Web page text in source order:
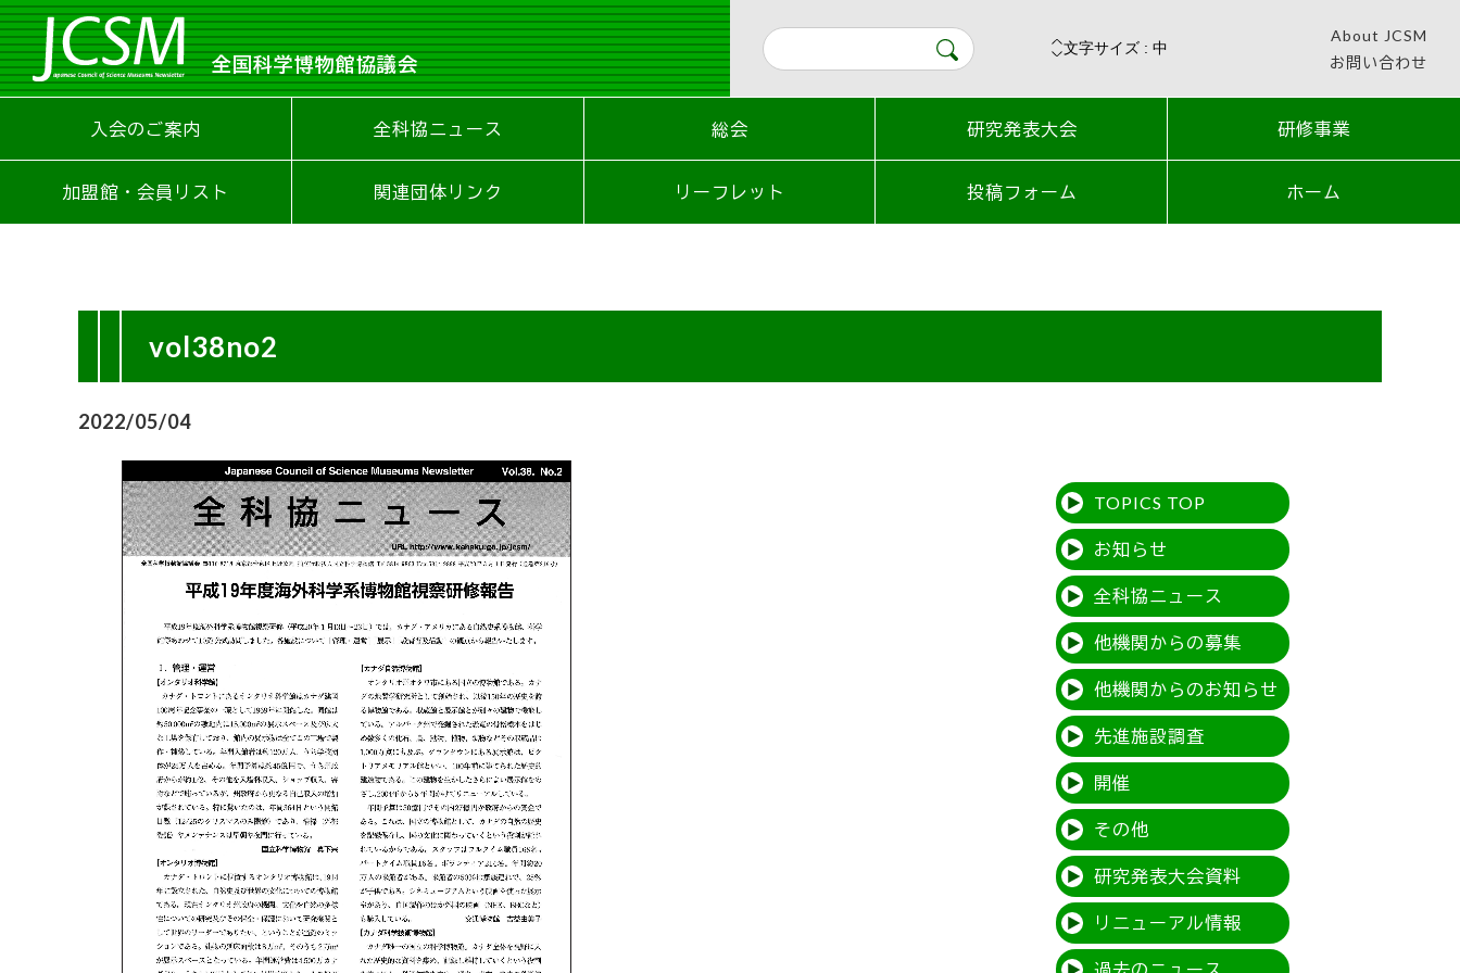
全国科学博物館協議会
About JCSM
お問い合わせ
入会のご案内 全科協ニュース 総会 研究発表大会 研修事業
加盟館・会員リスト 関連団体リンク リーフレット 投稿フォーム ホーム
vol38no2
2022/05/04
TOPICS TOP
お知らせ
全科協ニュース
他機関からの募集
他機関からのお知らせ
先進施設調査
開催
その他
研究発表大会資料
リニューアル情報
過去のニュース